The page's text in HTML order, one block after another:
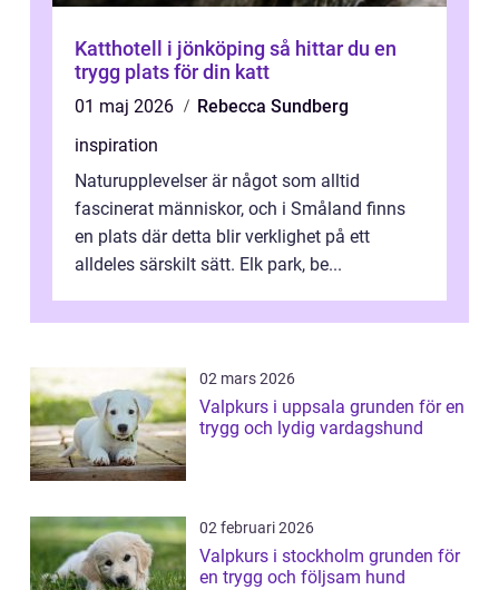
Katthotell i jönköping så hittar du en
trygg plats för din katt
01 maj 2026
Rebecca Sundberg
inspiration
Naturupplevelser är något som alltid
fascinerat människor, och i Småland finns
en plats där detta blir verklighet på ett
alldeles särskilt sätt. Elk park, be...
02 mars 2026
Valpkurs i uppsala grunden för en
trygg och lydig vardagshund
02 februari 2026
Valpkurs i stockholm grunden för
en trygg och följsam hund